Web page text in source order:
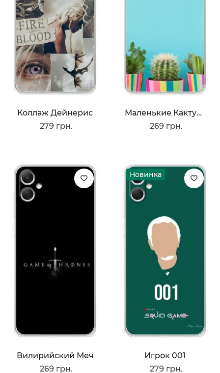
Коллаж Дейнерис
279 грн.
Маленькие Кактусы
269 грн.
Вилирийский Меч
269 грн.
Новинка
Игрок 001
279 грн.